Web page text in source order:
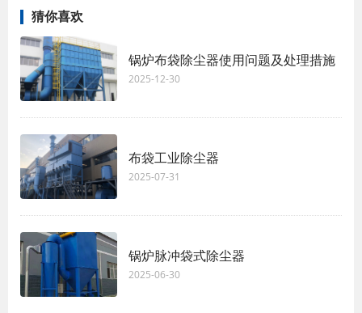
猜你喜欢
锅炉布袋除尘器使用问题及处理措施
2025-12-30
布袋工业除尘器
2025-07-31
锅炉脉冲袋式除尘器
2025-06-30